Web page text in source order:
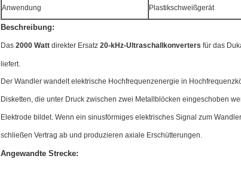
Anwendung Plastikschweißgerät
Beschreibung:
Das 2000 Watt direkter Ersatz 20-kHz-Ultraschallkonverters für das
liefert.
Der Wandler wandelt elektrische Hochfrequenzenergie in
Disketten, die unter Druck zwischen zwei Metallblöcken eingeschoben
Elektrode bildet. Wenn ein sinusförmiges elektrisches Signal zum
schließen Vertrag ab und produzieren axiale Erschütterungen.
Angewandte Strecke: